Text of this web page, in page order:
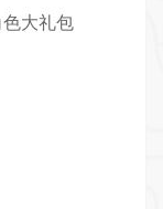
大礼包